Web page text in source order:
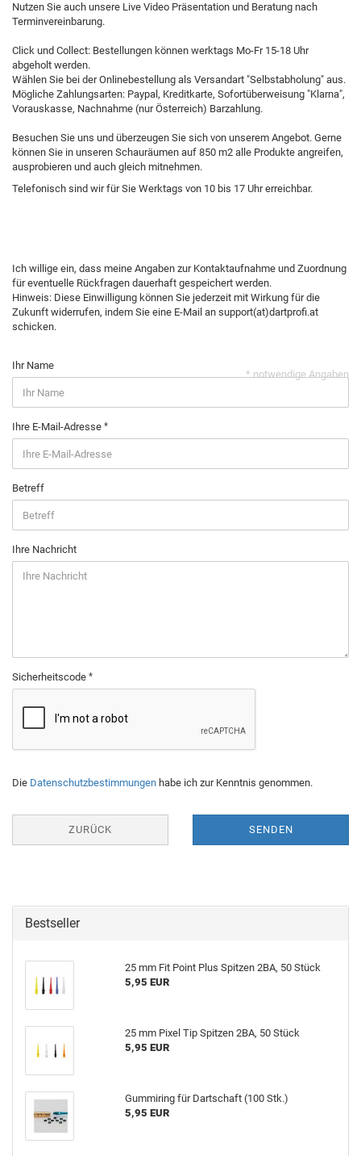
Nutzen Sie auch unsere Live Video Präsentation und Beratung nach
Terminvereinbarung.
Click und Collect: Bestellungen können werktags Mo-Fr 15-18 Uhr
abgeholt werden.
Wählen Sie bei der Onlinebestellung als Versandart "Selbstabholung" aus.
Mögliche Zahlungsarten: Paypal, Kreditkarte, Sofortüberweisung "Klarna",
Vorauskasse, Nachnahme (nur Österreich) Barzahlung.
Besuchen Sie uns und überzeugen Sie sich von unserem Angebot. Gerne
können Sie in unseren Schauräumen auf 850 m2 alle Produkte angreifen,
ausprobieren und auch gleich mitnehmen.
Telefonisch sind wir für Sie Werktags von 10 bis 17 Uhr erreichbar.
Ich willige ein, dass meine Angaben zur Kontaktaufnahme und Zuordnung
für eventuelle Rückfragen dauerhaft gespeichert werden.
Hinweis: Diese Einwilligung können Sie jederzeit mit Wirkung für die
Zukunft widerrufen, indem Sie eine E-Mail an support(at)dartprofi.at
schicken.
Ihr Name
Ihre E-Mail-Adresse
Betreff
Ihre Nachricht
Sicherheitscode
Die Datenschutzbestimmungen habe ich zur Kenntnis genommen.
ZURÜCK SENDEN
* notwendige Angaben
Bestseller
25 mm Fit Point Plus Spit­zen 2BA, 50 Stück
5,95 EUR
25 mm Pixel Tip Spit­zen 2BA, 50 Stück
5,95 EUR
Gum­mi­ring für Dart­schaft (100 Stk.)
5,95 EUR